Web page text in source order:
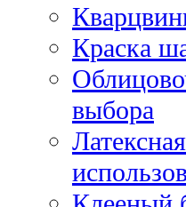
Краска
выбора